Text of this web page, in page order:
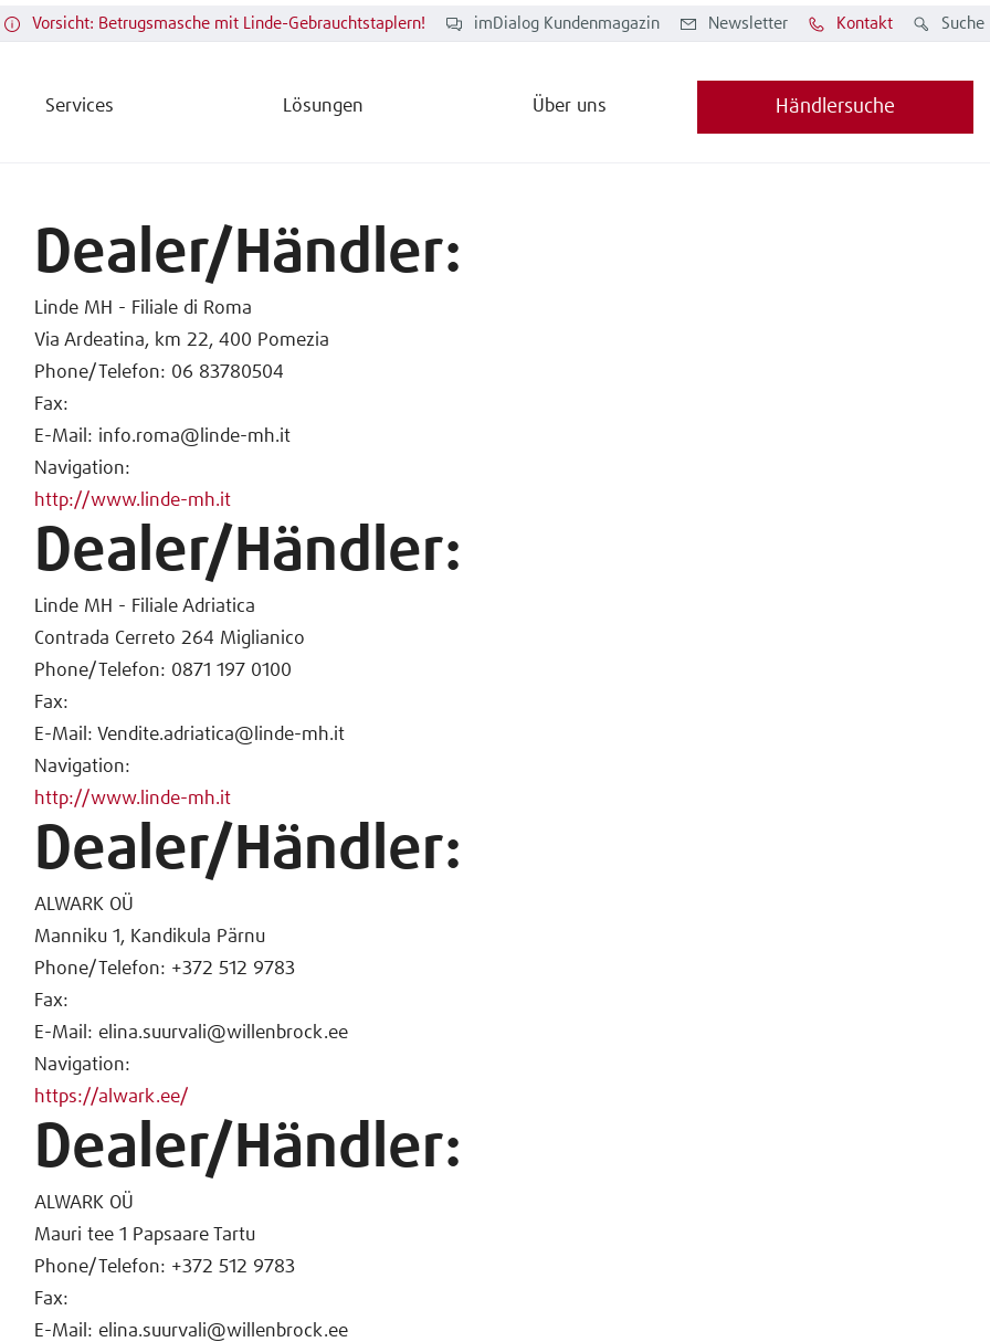
Services Lösungen Über uns
Suche
Kontakt
Newsletter
imDialog Kundenmagazin
Vorsicht: Betrugsmasche mit Linde-Gebrauchtstaplern!
Händlersuche
Dealer/Händler:
Linde MH - Filiale di Roma
Via Ardeatina, km 22, 400 Pomezia
Phone/Telefon: 06 83780504
Fax:
E-Mail: info.roma@linde-mh.it
Navigation:
http://www.linde-mh.it
Dealer/Händler:
Linde MH - Filiale Adriatica
Contrada Cerreto 264 Miglianico
Phone/Telefon: 0871 197 0100
Fax:
E-Mail: Vendite.adriatica@linde-mh.it
Navigation:
http://www.linde-mh.it
Dealer/Händler:
ALWARK OÜ
Manniku 1, Kandikula Pärnu
Phone/Telefon: +372 512 9783
Fax:
E-Mail: elina.suurvali@willenbrock.ee
Navigation:
https://alwark.ee/
Dealer/Händler:
ALWARK OÜ
Mauri tee 1 Papsaare Tartu
Phone/Telefon: +372 512 9783
Fax:
E-Mail: elina.suurvali@willenbrock.ee